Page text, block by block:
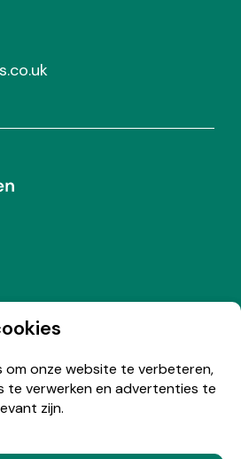
om onze website te verbeteren,
te verwerken en advertenties te
zijn.
Prins nieuwsbrief